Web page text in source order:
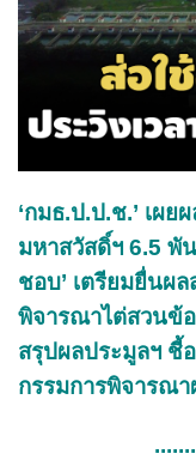
‘กมธ.ป.ป.ช.’ เผ
มหาสวัสดิ์ฯ 6.5 พั
ชอบ’ เตรียมยื่นผล
พิจารณาไต่สวนข้อ
สรุปผลประมูลฯ ชี้
กรรมการพิจารณา